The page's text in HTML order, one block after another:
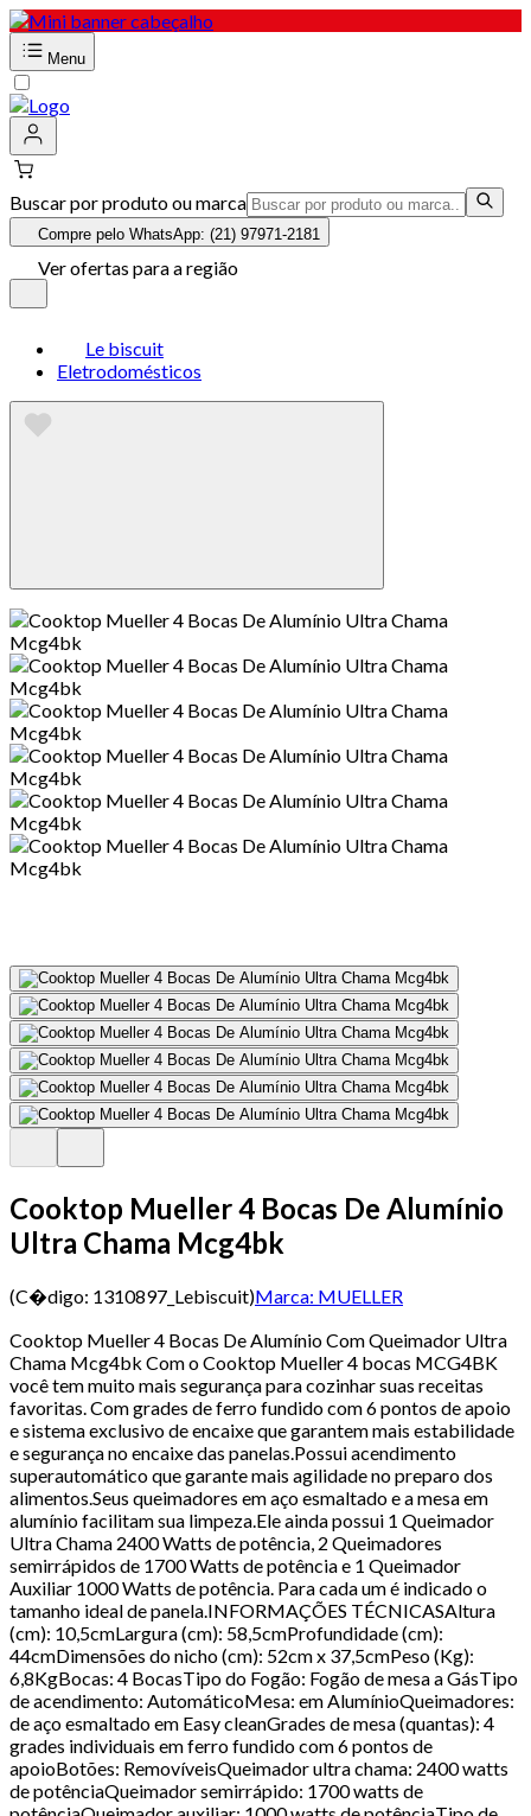
Menu
Buscar por produto ou marca
Compre pelo WhatsApp: (21) 97971-2181
Ver ofertas para a região
Le biscuit
Eletrodomésticos
Cooktop Mueller 4 Bocas De Alumínio
Ultra Chama Mcg4bk
(C�digo: 1310897_Lebiscuit)Marca: MUELLER
Cooktop Mueller 4 Bocas De Alumínio Com Queimador Ultra
Chama Mcg4bk Com o Cooktop Mueller 4 bocas MCG4BK
você tem muito mais segurança para cozinhar suas receitas
favoritas. Com grades de ferro fundido com 6 pontos de apoio
e sistema exclusivo de encaixe que garantem mais estabilidade
e segurança no encaixe das panelas.Possui acendimento
superautomático que garante mais agilidade no preparo dos
alimentos.Seus queimadores em aço esmaltado e a mesa em
alumínio facilitam sua limpeza.Ele ainda possui 1 Queimador
Ultra Chama 2400 Watts de potência, 2 Queimadores
semirrápidos de 1700 Watts de potência e 1 Queimador
Auxiliar 1000 Watts de potência. Para cada um é indicado o
tamanho ideal de panela.INFORMAÇÕES TÉCNICASAltura
(cm): 10,5cmLargura (cm): 58,5cmProfundidade (cm):
44cmDimensões do nicho (cm): 52cm x 37,5cmPeso (Kg):
6,8KgBocas: 4 BocasTipo do Fogão: Fogão de mesa a GásTipo
de acendimento: AutomáticoMesa: em AlumínioQueimadores:
de aço esmaltado em Easy cleanGrades de mesa (quantas): 4
grades individuais em ferro fundido com 6 pontos de
apoioBotões: RemovíveisQueimador ultra chama: 2400 watts
de potênciaQueimador semirrápido: 1700 watts de